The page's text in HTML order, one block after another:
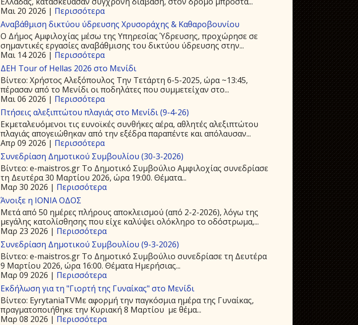
Μαι 20 2026 | Περισσότερα
Αναβάθμιση δικτύου ύδρευσης Χρυσοράχης & Καθαροβουνίου
Ο Δήμος Αμφιλοχίας μέσω της Υπηρεσίας Ύδρευσης, προχώρησε σε
σημαντικές εργασίες αναβάθμισης του δικτύου ύδρευσης στην...
Μαι 14 2026 | Περισσότερα
ΔΕΗ Tour of Hellas 2026 στο Μενίδι
Βίντεο: Χρήστος Αλεξόπουλος Την Τετάρτη 6-5-2025, ώρα ~13:45,
πέρασαν από το Μενίδι οι ποδηλάτες που συμμετείχαν στο...
Μαι 06 2026 | Περισσότερα
Πτήσεις αλεξιπτώτου πλαγιάς στο Μενίδι (9-4-26)
Εκμεταλευόμενοι τις ευνοϊκές συνθήκες αέρα, αθλητές αλεξιπτώτου
πλαγιάς απογειώθηκαν από την εξέδρα παραπέντε και απόλαυσαν...
Απρ 09 2026 | Περισσότερα
Συνεδρίαση Δημοτικού Συμβουλίου (30-3-2026)
Βίντεο: e-maistros.gr Το Δημοτικό Συμβούλιο Αμφιλοχίας συνεδρίασε
τη Δευτέρα 30 Μαρτίου 2026, ώρα 19:00. Θέματα...
Μαρ 30 2026 | Περισσότερα
Άνοιξε η ΙΟΝΙΑ ΟΔΟΣ
Μετά από 50 ημέρες πλήρους αποκλεισμού (από 2-2-2026), λόγω της
μεγάλης κατολίσθησης που είχε καλύψει ολόκληρο το οδόστρωμα,...
Μαρ 23 2026 | Περισσότερα
Συνεδρίαση Δημοτικού Συμβουλίου (9-3-2026)
Βίντεο: e-maistros.gr Το Δημοτικό Συμβούλιο συνεδρίασε τη Δευτέρα
9 Μαρτίου 2026, ώρα 16:00. Θέματα Ημερήσιας...
Μαρ 09 2026 | Περισσότερα
Εκδήλωση για τη "Γιορτή της Γυναίκας" στο Μενίδι
Βίντεο: EyrytaniaTVΜε αφορμή την παγκόσμια ημέρα της Γυναίκας,
πραγματοποιήθηκε την Κυριακή 8 Μαρτίου με θέμα...
Μαρ 08 2026 | Περισσότερα